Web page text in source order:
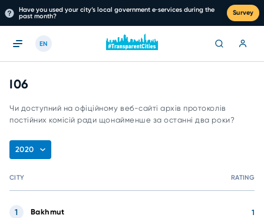
Have you used your city’s local government e‑services during the
past month?
Survey
EN
I06
Чи доступний на офіційному веб-сайті архів протоколів
постійних комісій ради щонайменше за останні два роки?
2020
CITY RATING
Bakhmut 1
1